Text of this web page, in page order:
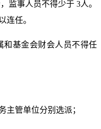
监事人员不得少于 3人。
连任。
基金会财会人员不得任
主管单位分别选派；